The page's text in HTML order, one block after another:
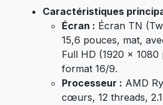
Caractéristiques
Écran : Écran TN
15,6 pouces, mat,
Full HD (1920 x 1080
format 16/9.
Processeur : AMD
cœurs, 12 threads,